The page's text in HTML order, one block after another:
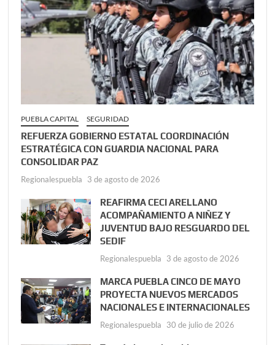
PUEBLA CAPITAL SEGURIDAD
REFUERZA GOBIERNO ESTATAL COORDINACIÓN
ESTRATÉGICA CON GUARDIA NACIONAL PARA
CONSOLIDAR PAZ
Regionalespuebla 3 de agosto de 2026
REAFIRMA CECI ARELLANO
ACOMPAÑAMIENTO A NIÑEZ Y
JUVENTUD BAJO RESGUARDO DEL
SEDIF
Regionalespuebla 3 de agosto de 2026
MARCA PUEBLA CINCO DE MAYO
PROYECTA NUEVOS MERCADOS
NACIONALES E INTERNACIONALES
Regionalespuebla 30 de julio de 2026